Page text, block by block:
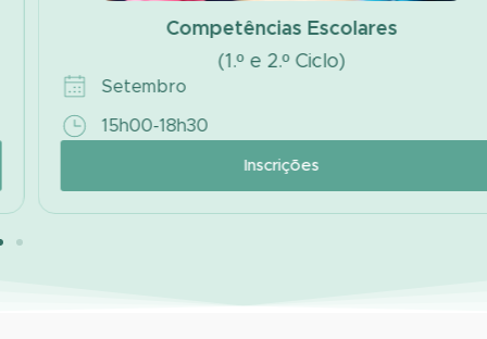
Competências Escolares
(1.º e 2.º Ciclo)
Setembro
15h00-18h30
Inscrições